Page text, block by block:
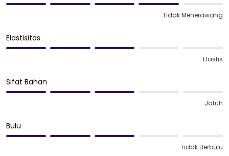
Tidak Menerawang
Elastisitas
Elastis
Sifat Bahan
Jatuh
Bulu
Tidak Berbulu